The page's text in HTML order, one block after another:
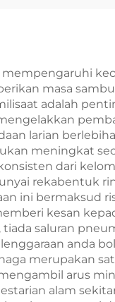
masa
adalah
larian
meningkat
dari
rekabentuk
ini bermaksud
kesan
saluran
anda
merupakan
arus
alam